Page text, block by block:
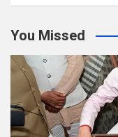
You Missed